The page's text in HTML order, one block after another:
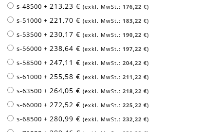
s-48500+213,23 € 176,22 €
s-51000+221,70 € 183,22 €
s-53500+230,17 € 190,22 €
s-56000+238,64 € 197,22 €
s-58500+247,11 € 204,22 €
s-61000+255,58 € 211,22 €
s-63500+264,05 € 218,22 €
s-66000+272,52 € 225,22 €
s-68500+280,99 € 232,22 €